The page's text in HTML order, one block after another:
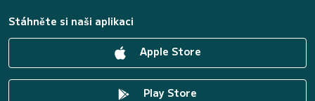
Stáhněte si naši aplikaci
Apple Store
Play Store